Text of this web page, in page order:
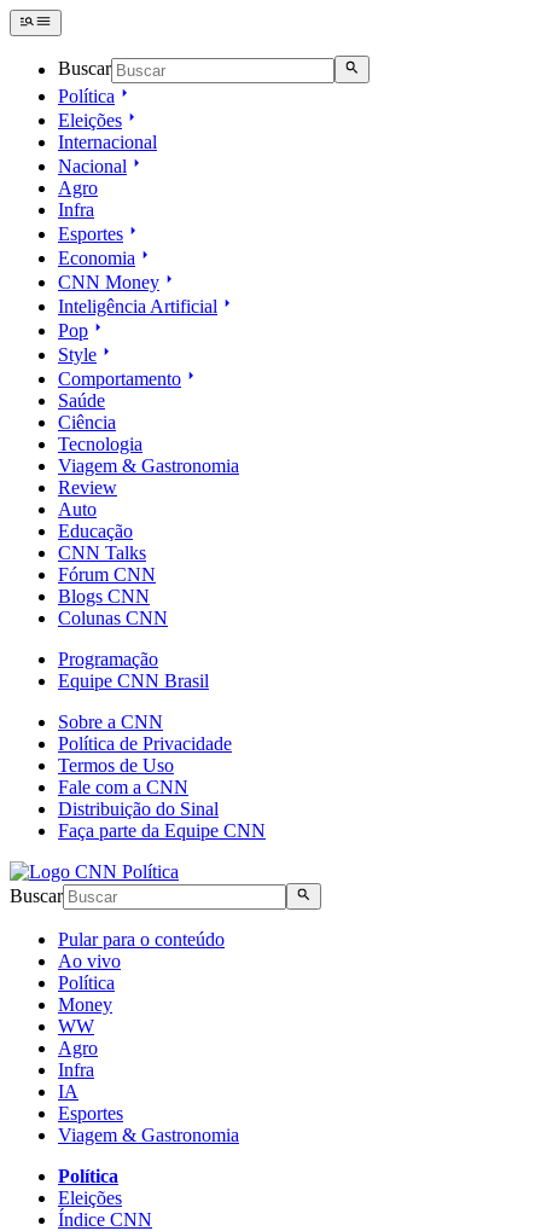
Buscar
Política
Eleições
Internacional
Nacional
Agro
Infra
Esportes
Economia
CNN Money
Inteligência Artificial
Pop
Style
Comportamento
Saúde
Ciência
Tecnologia
Viagem & Gastronomia
Review
Auto
Educação
CNN Talks
Fórum CNN
Blogs CNN
Colunas CNN
Programação
Equipe CNN Brasil
Sobre a CNN
Política de Privacidade
Termos de Uso
Fale com a CNN
Distribuição do Sinal
Faça parte da Equipe CNN
Buscar
Pular para o conteúdo
Ao vivo
Política
Money
WW
Agro
Infra
IA
Esportes
Viagem & Gastronomia
Política
Eleições
Índice CNN